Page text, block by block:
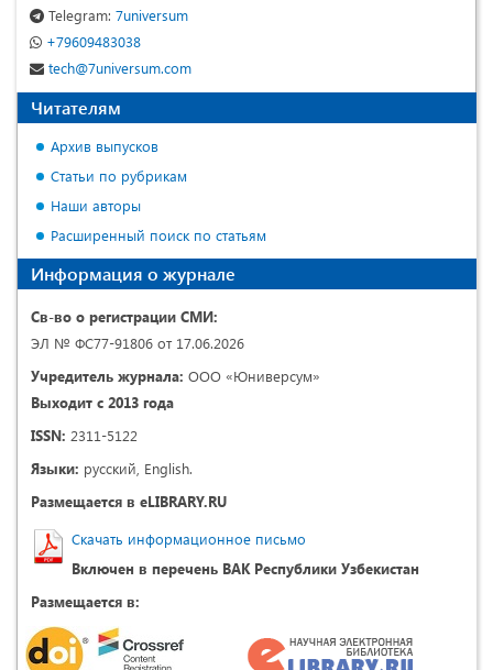
Telegram: 7universum
+79609483038
tech@7universum.com
Читателям
Архив выпусков
Статьи по рубрикам
Наши авторы
Расширенный поиск по статьям
Информация о журнале
Св-во о регистрации СМИ:
ЭЛ № ФС77-91806 от 17.06.2026
Учредитель журнала: ООО «Юниверсум»
Выходит с 2013 года
ISSN: 2311-5122
Языки: русский, English.
Размещается в eLIBRARY.RU
Скачать информационное письмо
Включен в перечень ВАК Республики Узбекистан
Размещается в: